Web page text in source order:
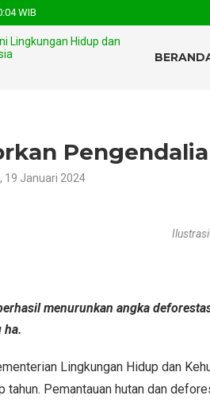
WIB
19 Januari 2024
menurunkan angka
ha.
Lingkungan Hidup dan
Pemantauan hutan dan